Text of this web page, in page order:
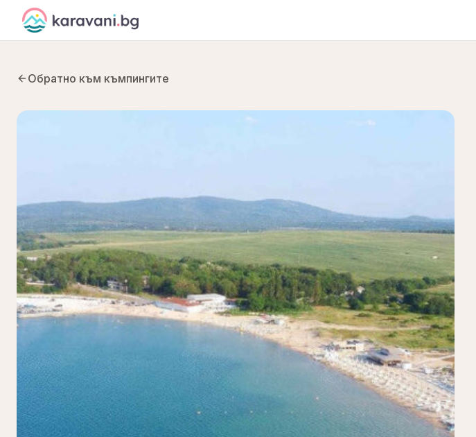
Skip to content
Обратно към къмпингите